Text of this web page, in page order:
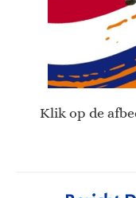
Klik op de